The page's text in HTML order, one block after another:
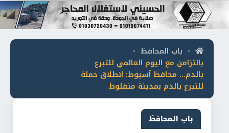
• باب المحافظ •
بالتزامن مع اليوم العالمي للتبرع
بالدم… محافظ أسيوط: انطلاق حملة
للتبرع بالدم بمدينة منفلوط
باب المحافظ